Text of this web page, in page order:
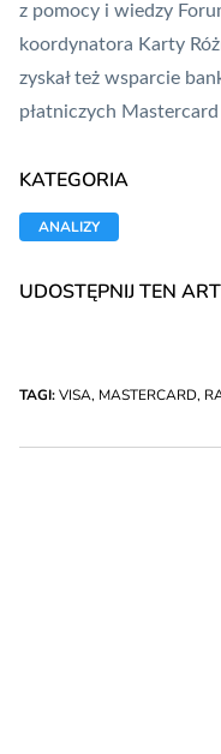
z pomocy i wiedzy
koordynatora Karty
zyskał też wsparcie
płatniczych Mastercard
KATEGORIA
ANALIZY
UDOSTĘPNIJ TEN
TAGI:VISA, MASTERCARD,